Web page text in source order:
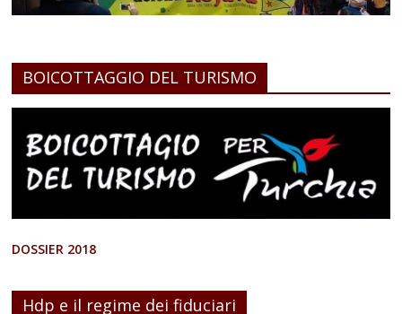
BOICOTTAGGIO DEL TURISMO
DOSSIER 2018
Hdp e il regime dei fiduciari